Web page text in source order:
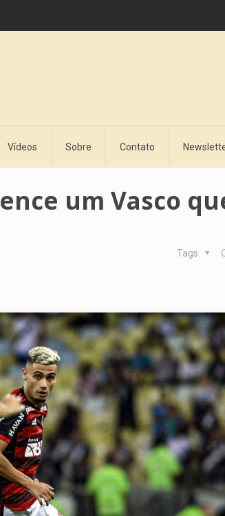
Vídeos Sobre Contato
um Vasco
Tags